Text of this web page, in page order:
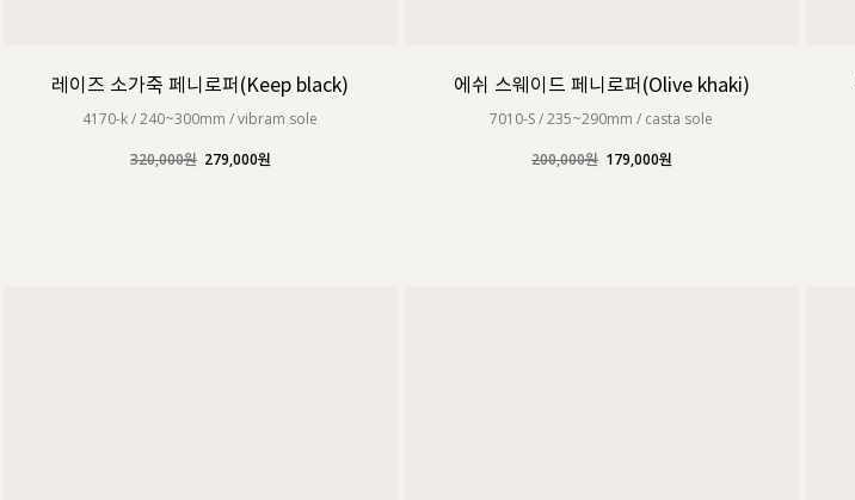
레이즈 소가죽 페니로퍼(Keep black)
4170-k / 240~300mm / vibram sole
320,000원 279,000원
에쉬 스웨이드 페니로퍼(Olive khaki)
7010-S / 235~290mm / casta sole
200,000원 179,000원